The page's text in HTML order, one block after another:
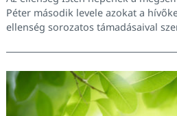
Péter második levele azokat a
ellenség sorozatos támadásaival